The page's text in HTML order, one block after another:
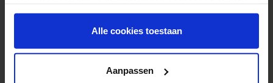
onder aan de pagina op elk gewenst moment voor de
toekomst wijzigen.Alle cookies toestaan
Aanpassen
Nieuwe reizen
Over Shoestring
Bel, mail of chat met ons